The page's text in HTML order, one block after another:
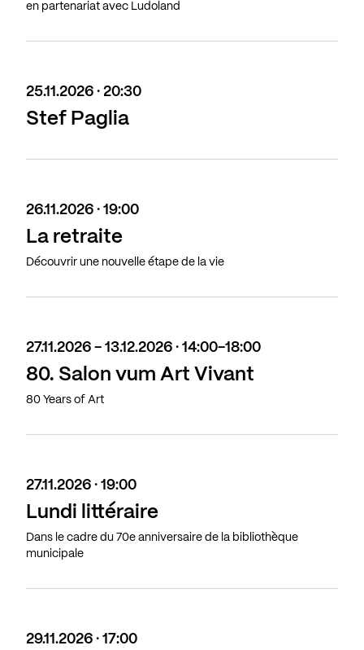
en partenariat avec Ludoland
25.11.2026 · 20:30
Stef Paglia
26.11.2026 · 19:00
La retraite
Découvrir une nouvelle étape de la vie
27.11.2026 - 13.12.2026 · 14:00-18:00
80. Salon vum Art Vivant
80 Years of Art
27.11.2026 · 19:00
Lundi littéraire
Dans le cadre du 70e anniversaire de la bibliothèque
municipale
29.11.2026 · 17:00